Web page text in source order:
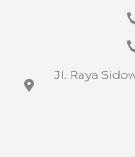
Jl. Raya